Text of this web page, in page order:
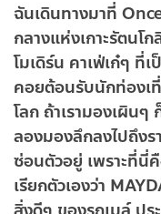
ฉันเดินทางมาที่
กลางแห่งเกาะรัตนโ
โมเดิร์น คาเฟ่เก๋ๆ ที่
คอยต้อนรับนักท่องเ
โลก ถ้าเรามองเผินๆ
ลองมองลึกลงไปถึงรา
ซ่อนตัวอยู่ เพราะที่นี่
เรียกตัวเองว่า